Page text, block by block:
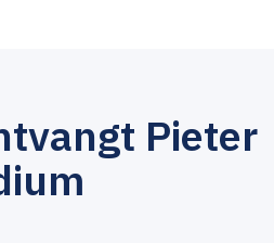
Pieter